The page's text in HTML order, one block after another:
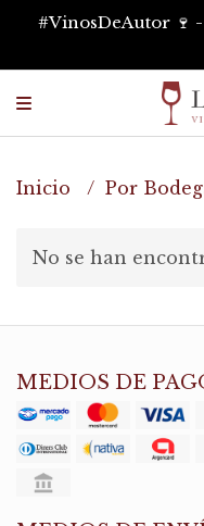
#VinosDeAutor 🍷
Inicio Por
No se han
MEDIOS DE